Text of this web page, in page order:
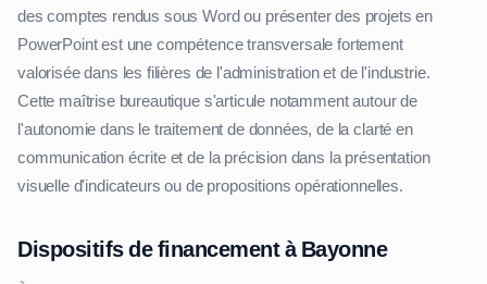
des comptes rendus sous Word ou présenter des projets en
PowerPoint est une compétence transversale fortement
valorisée dans les filières de l'administration et de l'industrie.
Cette maîtrise bureautique s'articule notamment autour de
l'autonomie dans le traitement de données, de la clarté en
communication écrite et de la précision dans la présentation
visuelle d'indicateurs ou de propositions opérationnelles.
Dispositifs de financement à Bayonne